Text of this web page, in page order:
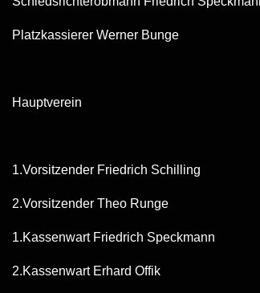
Platzkassierer Werner Bunge
Hauptverein
1.Vorsitzender Friedrich Schilling
2.Vorsitzender Theo Runge
1.Kassenwart Friedrich Speckmann
2.Kassenwart Erhard Offik